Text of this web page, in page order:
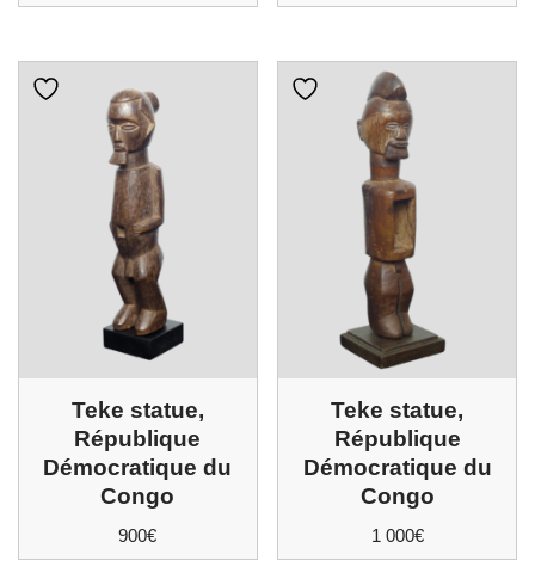
Teke statue,
République
Démocratique du
Congo
900€
Teke statue,
République
Démocratique du
Congo
1 000€